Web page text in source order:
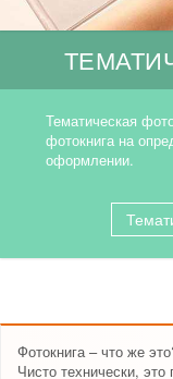
Тематическая
фотокнига на
оформлении.
Фотокнига – что же
Чисто технически,